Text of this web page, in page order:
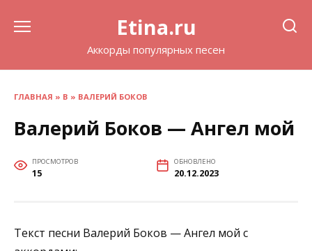
Etina.ru
Аккорды популярных песен
ГЛАВНАЯ » В » ВАЛЕРИЙ БОКОВ
Валерий Боков — Ангел мой
ПРОСМОТРОВ
15
ОБНОВЛЕНО
20.12.2023
Текст песни Валерий Боков — Ангел мой с